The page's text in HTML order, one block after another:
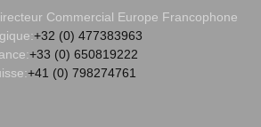
Commercial Europe Francophone
+32 (0) 477383963
+33 (0) 650819222
+41 (0) 798274761